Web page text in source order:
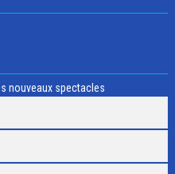
nouveaux spectacles